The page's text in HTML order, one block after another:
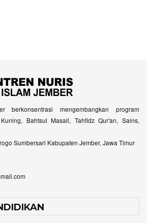
berkonsentrasi mengembangkan program
Bahtsul Masail, Tahfidz Qur'an, Sains,
Sumbersari Kabupaten Jember, Jawa Timur